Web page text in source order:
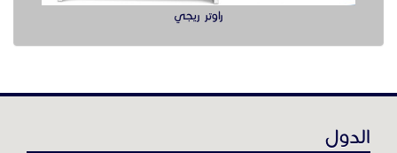
عن موقع حراج خدمة